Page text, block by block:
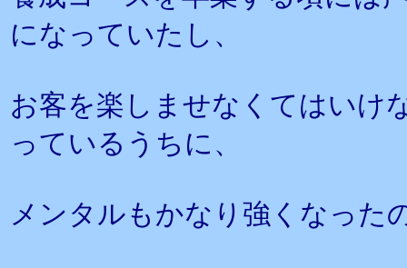
になっていたし、
お客を楽しませなくてはいけ
っているうちに、
メンタルもかなり強くなった